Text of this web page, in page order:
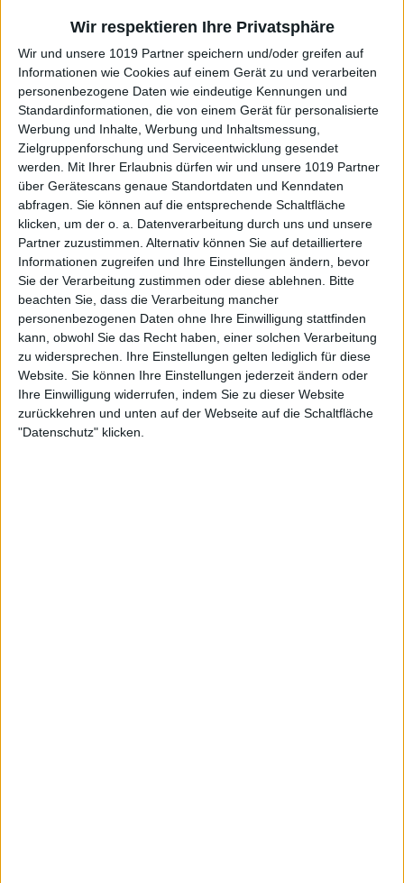
Wir respektieren Ihre Privatsphäre
Wir und unsere 1019 Partner speichern und/oder greifen auf
Informationen wie Cookies auf einem Gerät zu und verarbeiten
personenbezogene Daten wie eindeutige Kennungen und
Standardinformationen, die von einem Gerät für personalisierte
Werbung und Inhalte, Werbung und Inhaltsmessung,
Zielgruppenforschung und Serviceentwicklung gesendet
werden.
Mit Ihrer Erlaubnis dürfen wir und unsere 1019 Partner
über Gerätescans genaue Standortdaten und Kenndaten
abfragen. Sie können auf die entsprechende Schaltfläche
klicken, um der o. a. Datenverarbeitung durch uns und unsere
Partner zuzustimmen. Alternativ können Sie auf detailliertere
Informationen zugreifen und Ihre Einstellungen ändern, bevor
Sie der Verarbeitung zustimmen oder diese ablehnen.
Bitte
beachten Sie, dass die Verarbeitung mancher
personenbezogenen Daten ohne Ihre Einwilligung stattfinden
kann, obwohl Sie das Recht haben, einer solchen Verarbeitung
zu widersprechen. Ihre Einstellungen gelten lediglich für diese
Website. Sie können Ihre Einstellungen jederzeit ändern oder
Ihre Einwilligung widerrufen, indem Sie zu dieser Website
zurückkehren und unten auf der Webseite auf die Schaltfläche
"Datenschutz" klicken.